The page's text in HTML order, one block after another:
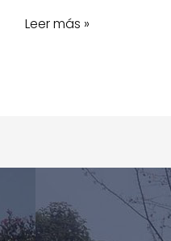
5
Leer más »